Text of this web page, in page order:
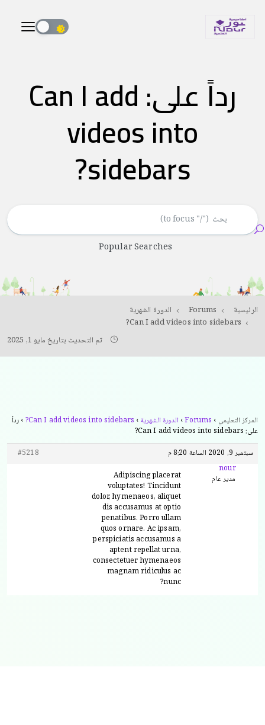
رداً على: Can I add
videos into
sidebars?
Popular Searches
الرئيسية Forums
الدورة الشهرية
Can I add videos into sidebars?
تم التحديث بتاريخ مايو 1, 2025
المركز التعليمي ›
Forums
› الدورة الشهرية›
Can I add videos into sidebars?
›رداً
على: Can I add videos into sidebars?
سبتمبر 9, 2020 الساعة 8:20 م
#5218
nour
مدير عام
Adipiscing placerat
voluptates! Tincidunt
dolor, hymenaeos, aliquet
dis accusamus at optio
penatibus. Porro ullam
quos ornare. Ac ipsam,
perspiciatis accusamus a
aptent repellat urna,
consectetuer hymenaeos
magnam ridiculus ac
nunc?